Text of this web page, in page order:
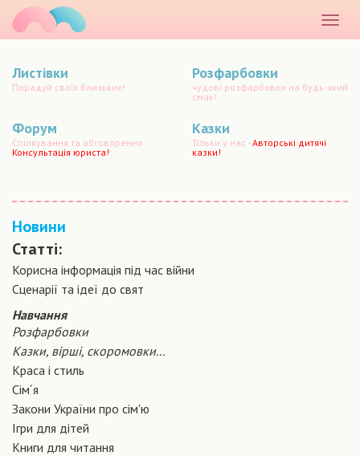
меню
Листівки
Порадуй своїх близьких!
Розфарбовки
чудові розфарбовки на будь-який
смак!
Форум
Спілкування та обговорення.
Консультація юриста!
Казки
Тільки у нас -Авторські дитячі
казки!
Новини
Статті:
Корисна інформація під час війни
Сценарiї та iдеї до свят
Навчання
Розфарбовки
Казки, вірші, скоромовки...
Краса і стиль
Сiм´я
Закони України про сiм'ю
Ігри для дітей
Книги для читання